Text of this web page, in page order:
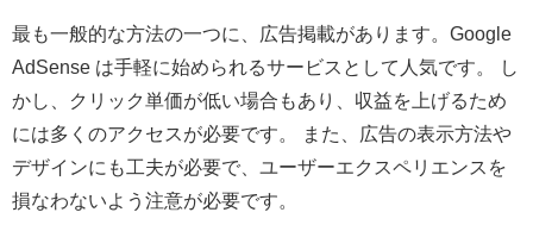
最も一般的な方法の一つに、広告掲載があります。Google
AdSense は手軽に始められるサービスとして人気です。 し
かし、クリック単価が低い場合もあり、収益を上げるため
には多くのアクセスが必要です。 また、広告の表示方法や
デザインにも工夫が必要で、ユーザーエクスペリエンスを
損なわないよう注意が必要です。